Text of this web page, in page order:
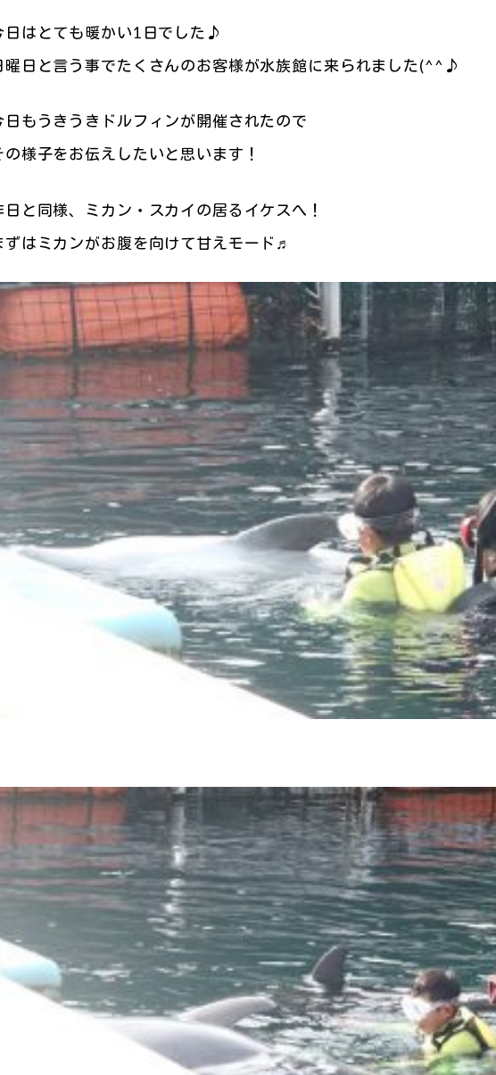
日はとても暖かい1日でした♪
曜日と言う事でたくさんのお客様が水族館に来られました(^^♪
日もうきうきドルフィンが開催されたので
の様子をお伝えしたいと思います！
日と同様、ミカン・スカイの居るイケスへ！
ずはミカンがお腹を向けて甘えモード♬